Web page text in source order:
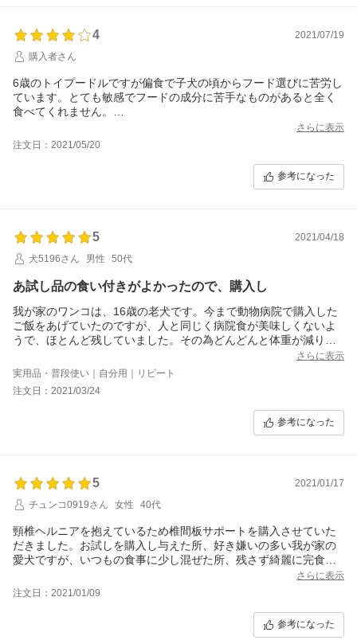
4
2021/07/19
購入者さん
6歳のトイプードルですが偏食で子犬の頃からフード選びに苦労し
ています。とても敏感でフードの成分に苦手なものがあると全く
食べてくれません。
こちらの商品を紹介していただき、サンプルを早速試したらトッ
ピングをしなくても食べてくれました。
超小型犬には1キロ入りは多すぎて途中から食べなくなるので、最
後まで美味しく食べてもらうためにも、もう少し少量サイズが有
さらに表示
注文日：2021/05/20
参考になった
5
2021/04/18
犬5196さん
男性 50代
あ試し品の食い付きがよかったので、購入し
我が家のワンコは、16歳の老犬です。今まで動物病院で購入した
ご飯をあげていたのですが、人と同じく病院食が美味しくないよ
うで、ほとんど残していました。その為どんどんと体重が減り続
けていました。そこで「DailyStyle」を購入したところ、よほど美
味しかったのか、パクパクと食べました。餌を一気に変えるのは
良くないようなので、以前の餌に混ぜて与えていますが、もうな
くなりそうです。
お陰様で獣医から「体重が増えていますね」と褒められ、とても
さらに表示
実用品・普段使い｜自分用｜リピート
注文日：2021/03/24
参考になった
5
2021/01/17
チュンコ0919さん
女性 40代
頸椎ヘルニアを抱えているため椎間板サポートを購入させていた
だきました。お試しを購入し与えた所、好き嫌いの多い我が家の
愛犬ですが、いつもの食事に少し混ぜた所、残さず綺麗に完食。
今回は1キロを購入させて戴きました。この一袋で様子を見てい
き、次は定期購入をさせていただこうかと考えています。安心し
さらに表示
注文日：2021/01/09
参考になった